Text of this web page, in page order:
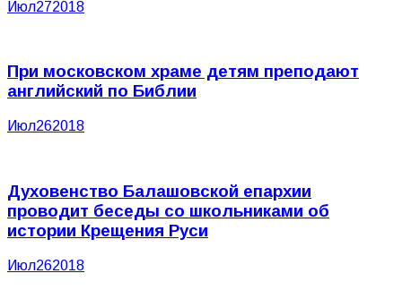
Июл272018
При московском храме детям преподают
английский по Библии
Июл262018
Духовенство Балашовской епархии
проводит беседы со школьниками об
истории Крещения Руси
Июл262018